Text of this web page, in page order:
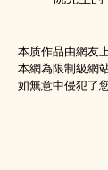
本质作品由網友
本網為限制級網
如無意中侵犯了